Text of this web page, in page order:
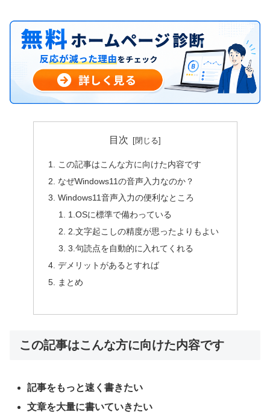
目次
この記事はこんな方に向けた内容です
なぜWindows11の音声入力なのか？
Windows11音声入力の便利なところ
1.OSに標準で備わっている
2.文字起こしの精度が思ったよりもよい
3.句読点を自動的に入れてくれる
デメリットがあるとすれば
まとめ
この記事はこんな方に向けた内容です
記事をもっと速く書きたい
文章を大量に書いていきたい